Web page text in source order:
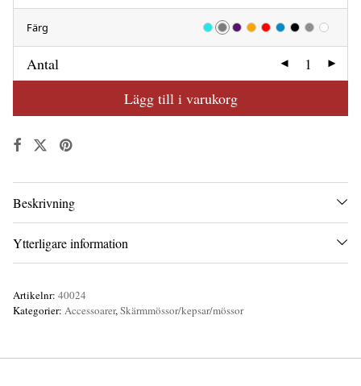
Färg
Antal
Lägg till i varukorg
Beskrivning
Ytterligare information
Artikelnr: 40024
Kategorier: Accessoarer,Skärmmössor/kepsar/mössor